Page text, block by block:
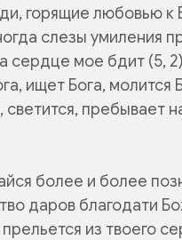
горящие любовью к
слезы умиления
сердце мое бдит (5,
ищет Бога, молится
пребывает
более и более
даров благодати
из твоего